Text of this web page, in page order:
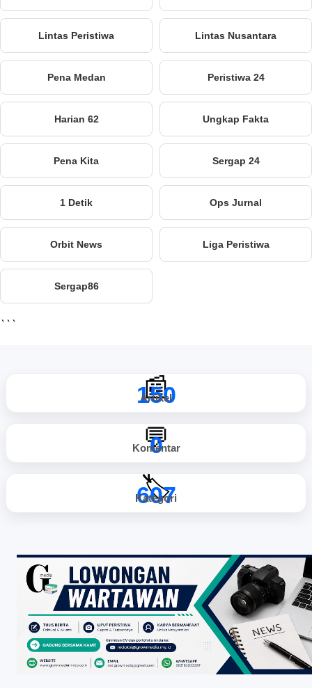
Lintas Peristiwa Lintas Nusantara
Pena Medan Peristiwa 24
Harian 62 Ungkap Fakta
Pena Kita Sergap 24
1 Detik Ops Jurnal
Orbit News Liga Peristiwa
Sergap86
```
📰
150
Artikel
💬
0
Komentar
🏷️
607
Kategori